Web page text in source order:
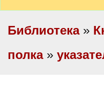
Библиотека»
полка»